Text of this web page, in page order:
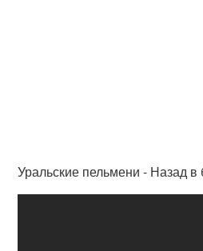
Уральские пельмени - Назад